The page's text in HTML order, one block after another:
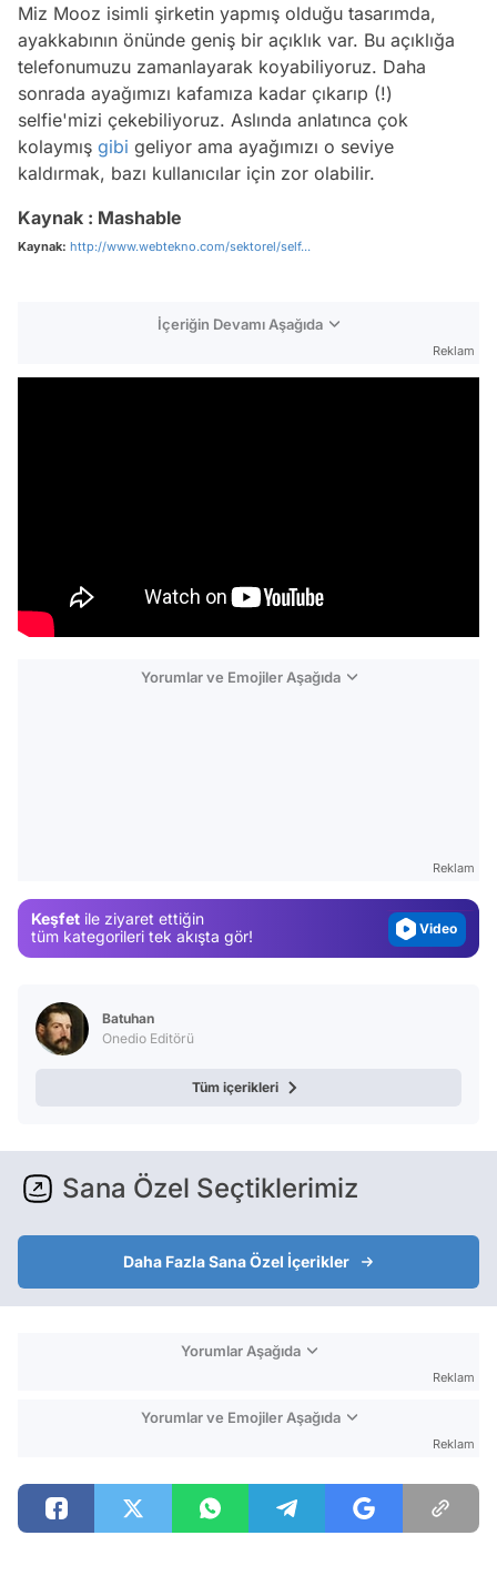
Miz Mooz isimli şirketin yapmış olduğu tasarımda,
ayakkabının önünde geniş bir açıklık var. Bu açıklığa
telefonumuzu zamanlayarak koyabiliyoruz. Daha
sonrada ayağımızı kafamıza kadar çıkarıp (!)
selfie'mizi çekebiliyoruz. Aslında anlatınca çok
kolaymış gibi geliyor ama ayağımızı o seviye
kaldırmak, bazı kullanıcılar için zor olabilir.
Kaynak : Mashable
Kaynak: http://www.webtekno.com/sektorel/self...
İçeriğin Devamı Aşağıda
Reklam
Yorumlar ve Emojiler Aşağıda
Reklam
Keşfet ile ziyaret ettiğin
tüm kategorileri tek akışta gör!
Video
Batuhan
Onedio Editörü
Tüm içerikleri
Sana Özel Seçtiklerimiz
Daha Fazla Sana Özel İçerikler
Yorumlar Aşağıda
Reklam
Yorumlar ve Emojiler Aşağıda
Reklam